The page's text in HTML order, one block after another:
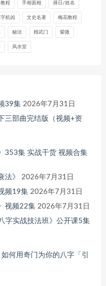
程 手相面相 择日/姓名
机凶 文史名著 梅花教程
秘法 精武门 紫微
风水堂
39集 2026年7月31日
三部曲完结版（视频+资
353集 实战干货 视频合集
法》
2026年7月31日
频19集 2026年7月31日
视频22集 2026年7月31日
字实战技法班》公开课5集
何用奇门为你的八字「引